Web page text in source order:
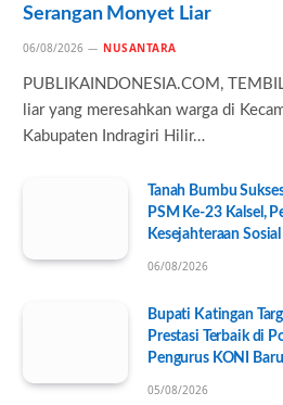
Serangan Monyet Liar
06/08/2026 NUSANTARA
PUBLIKAINDONESIA.COM,
liar yang meresahkan warga di
Kabupaten Indragiri Hilir…
Tanah Bumbu
PSM Ke-23 Kalsel,
Kesejahteraan Sosial
06/08/2026
Bupati Katingan
Prestasi Terbaik di
Pengurus KONI
05/08/2026